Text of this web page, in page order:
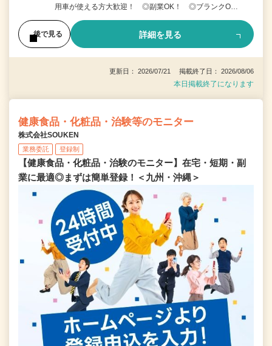
用車が使える方大歓迎！ ◎副業OK！ ◎ブランクO…
後で見る 詳細を見る
更新日： 2026/07/21 掲載終了日： 2026/08/06
本日掲載終了になります
健康食品・化粧品・治験等のモニター
株式会社SOUKEN
業務委託 登録制
【健康食品・化粧品・治験のモニター】在宅・短期・副
業に最適◎まずは簡単登録！＜九州・沖縄＞